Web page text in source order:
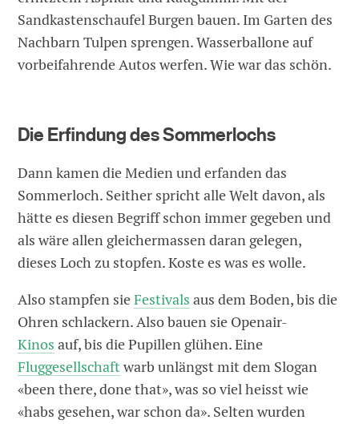
Sandkastenschaufel Burgen bauen. Im Garten des
Nachbarn Tulpen sprengen. Wasserballone auf
vorbeifahrende Autos werfen. Wie war das schön.
Die Erfindung des Sommerlochs
Dann kamen die Medien und erfanden das
Sommerloch. Seither spricht alle Welt davon, als
hätte es diesen Begriff schon immer gegeben und
als wäre allen gleichermassen daran gelegen,
dieses Loch zu stopfen. Koste es was es wolle.
Also stampfen sieFestivals aus dem Boden, bis die
Ohren schlackern. Also bauen sie Openair-
Kinos auf, bis die Pupillen glühen. Eine
Fluggesellschaftwarb unlängst mit dem Slogan
«been there, done that», was so viel heisst wie
«habs gesehen, war schon da». Selten wurden